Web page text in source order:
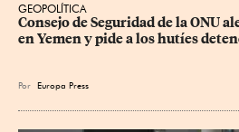
GEOPOLÍTICA
Consejo de Seguridad de la ONU
en Yemen y pide a los hutíes
Por Europa Press